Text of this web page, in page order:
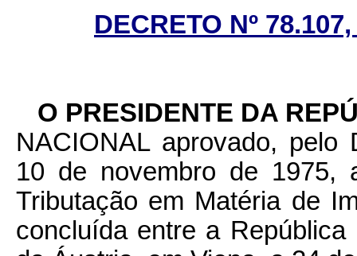
DECRETO Nº
O PRESIDENTE DA
NACIONAL aprovado, pelo
10 de novembro de 1975,
Tributação em Matéria de
concluída entre a